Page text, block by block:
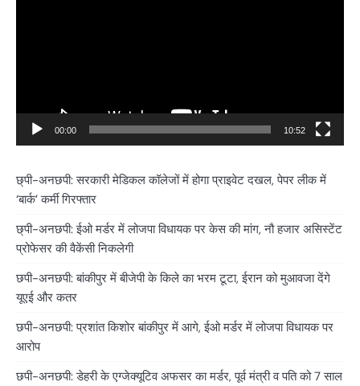
00:00 10:52
छ्पी-अनछपी: सरकारी मेडिकल कॉलेजों में होगा प्राइवेट दखल, पेपर लीक में
‘बार्क’ कर्मी गिरफ्तार
छ्पी-अनछपी: ईओ मर्डर में लोजपा विधायक पर केस की मांग, नौ हजार असिस्टेंट
प्रोफेसर की वैकेंसी निकलेगी
छपी-अनछपी: बांकीपुर में बीजेपी के किले का भरम टूटा, ईरान को मुआवजा देंगे
यूएई और कतर
छपी-अनछपी: प्रशांत किशोर बांकीपुर में आगे, ईओ मर्डर में लोजपा विधायक पर
आरोप
छपी-अनछपी: डेहरी के एग्जेक्यूटिव अफसर का मर्डर, पूर्व मंत्री व पति को 7 साल